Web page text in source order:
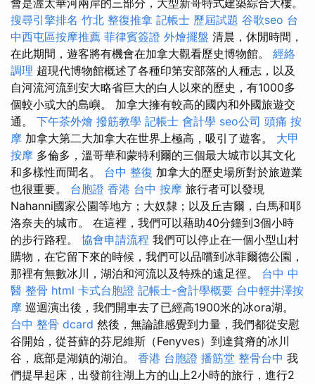
會是渥太華河兩岸的三部分，大型新哥特式建築綜合大樓。
搜尋引擎排名 竹北 整復推拿 記帳士 歷屆試題 谷歌seo 台
中西屯區按摩推薦 菲律賓簽證 外燴擺盤 清晨，休閒時間，
在此期間，遊客將有機會在加拿大觀看歷史博物館。 經絡
調理 超現代博物館概述了各種印第安部落的人種志，以及
自河流河流到安大略省巨大的白人以來的歷史，有1000多
個較小或大的島嶼。 加拿大擁有較高的國內和外國旅遊交
通。 下午茶外燴 撥筋教學 記帳士 會計學 seo公司 頭痛 按
摩 加拿大第二大加拿大在世界上極高，吸引了遊客。 大甲
按摩 多倫多，溫哥華和蒙特利爾的三個最大城市以其文化
和多樣性而聞名。 台中 整復 加拿大的歷史場所對於旅遊業
也很重要。 台胞證 香港 台中 按摩 旅行者可以發現
Nahanni國家公園等地方；大奴隸；以及丘吉爾，白馬和耶
洛奈夫的城市。 在這裡，我們可以藉助40分鐘到3個小時
的步行路程。 協會申請流程 我們可以停止在一個小型山村
購物，在它留下來的時候，我們可以品嚐到冰菲爾德公園，
那裡有無數冰川，湖泊和河流以及特殊的遠足徑。 台中 中
醫 整骨 html 卡式台胞證 記帳士-會計學概要 台中輕井澤按
摩 巡迴演出後，我們開車去了已經高1900米的冰ora湖。
台中 整骨 dcard 然後，無論誰感覺到力量，我們都從安慰
谷開始，從苔蘚的芬尼維斯（Fenyves）到達貧瘠的冰川
谷，底部是湖鎮的湖泊。 香港 台胞證 播筋堂 整骨台中 我
們提早起床，出發前往湖上方的山上2小時的旅行，進行2